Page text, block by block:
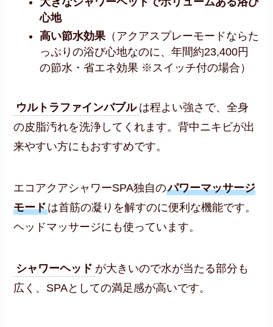
心地
高い節水効果（アクアスプレーモードならた
っぷりの浴び心地なのに、年間約23,400円
の節水・省エネ効果 ※スイッチ付の場合）
ウルトラファインバブル は程よい強さで、全身
の皮脂汚れを洗浄してくれます。背中ニキビが出
来やすい方にもおすすめです。
エコアクアシャワーSPA独自のパワーマッサージ
モードは首筋の凝りを解すのに便利な機能です。
ヘッドマッサージにも使っています。
シャワーヘッド が大きいので水が当たる部分も
広く、SPAとしての満足感が高いです。